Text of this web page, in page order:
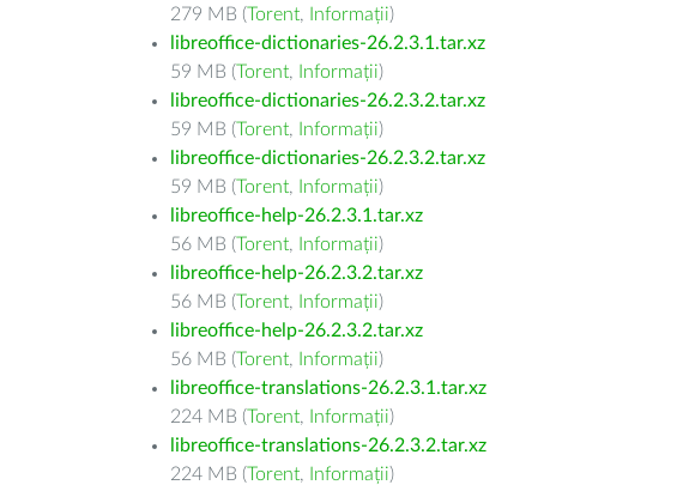
279 MB (Torent, Informații)
libreoffice-dictionaries-26.2.3.1.tar.xz
59 MB (Torent, Informații)
libreoffice-dictionaries-26.2.3.2.tar.xz
59 MB (Torent, Informații)
libreoffice-dictionaries-26.2.3.2.tar.xz
59 MB (Torent, Informații)
libreoffice-help-26.2.3.1.tar.xz
56 MB (Torent, Informații)
libreoffice-help-26.2.3.2.tar.xz
56 MB (Torent, Informații)
libreoffice-help-26.2.3.2.tar.xz
56 MB (Torent, Informații)
libreoffice-translations-26.2.3.1.tar.xz
224 MB (Torent, Informații)
libreoffice-translations-26.2.3.2.tar.xz
224 MB (Torent, Informații)